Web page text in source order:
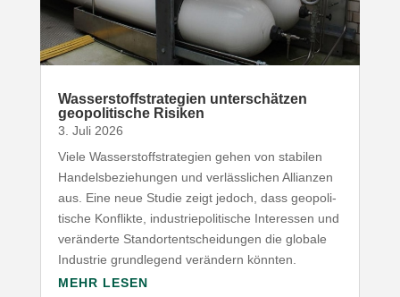
Wasser­stoff­stra­tegien unter­schätzen
geopo­li­tische Risiken
3. Juli 2026
Viele Wasser­stoff­stra­tegien gehen von stabilen
Handels­be­zie­hungen und verläss­lichen Allianzen
aus. Eine neue Studie zeigt jedoch, dass geopo­li­
tische Konflikte, indus­trie­po­li­tische Inter­essen und
verän­derte Stand­ort­ent­schei­dungen die globale
Industrie grund­legend verändern könnten.
MEHR LESEN